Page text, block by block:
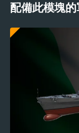
配備此模塊